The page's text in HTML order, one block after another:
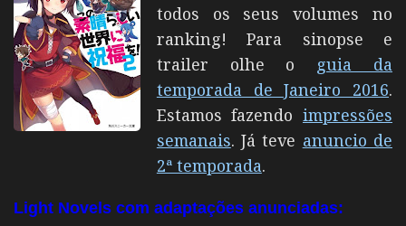
todos os seus volumes no
ranking!Para sinopse e
trailer olhe o guia da
temporada de Janeiro 2016.
Estamos fazendo impressões
semanais. Já teve anuncio de
2ª temporada.
Light Novels com adaptações anunciadas: